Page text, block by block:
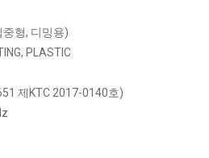
중형, 디밍용)
PLASTIC
제KTC 2017-0140호)